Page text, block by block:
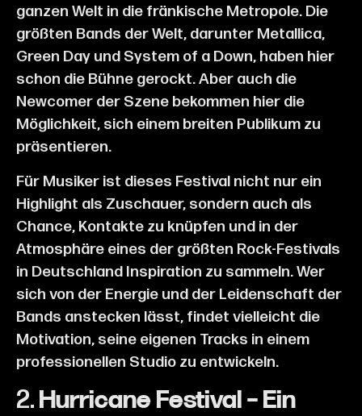
ganzen Welt in die fränkische Metropole. Die
größten Bands der Welt, darunter Metallica,
Green Day und System of a Down, haben hier
schon die Bühne gerockt. Aber auch die
Newcomer der Szene bekommen hier die
Möglichkeit, sich einem breiten Publikum zu
präsentieren.
Für Musiker ist dieses Festival nicht nur ein
Highlight als Zuschauer, sondern auch als
Chance, Kontakte zu knüpfen und in der
Atmosphäre eines der größten Rock-Festivals
in Deutschland Inspiration zu sammeln. Wer
sich von der Energie und der Leidenschaft der
Bands anstecken lässt, findet vielleicht die
Motivation, seine eigenen Tracks in einem
professionellen Studio zu entwickeln.
2. Hurricane Festival – Ein